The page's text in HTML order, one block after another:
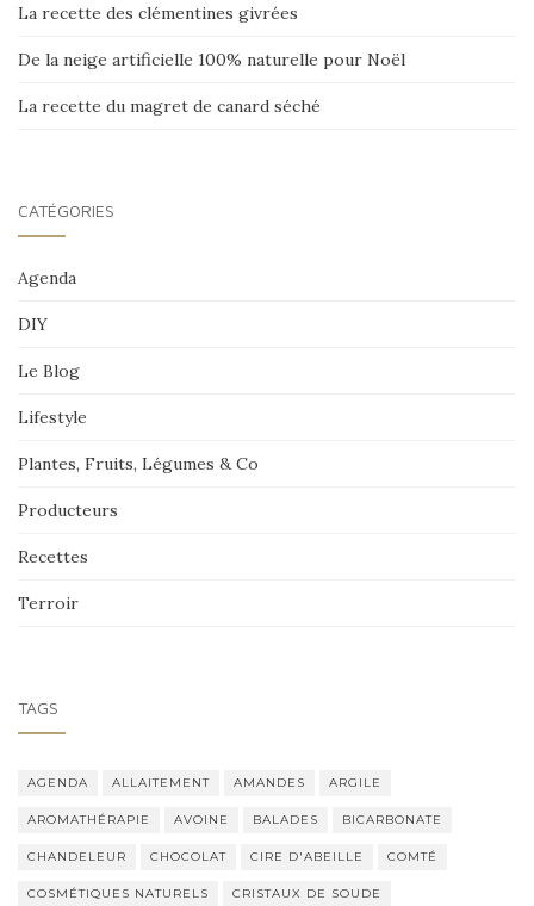
La recette des clémentines givrées
De la neige artificielle 100% naturelle pour Noël
La recette du magret de canard séché
CATÉGORIES
Agenda
DIY
Le Blog
Lifestyle
Plantes, Fruits, Légumes & Co
Producteurs
Recettes
Terroir
TAGS
AGENDA ALLAITEMENT AMANDES ARGILE
AROMATHÉRAPIE AVOINE BALADES BICARBONATE
CHANDELEUR CHOCOLAT CIRE D'ABEILLE COMTÉ
COSMÉTIQUES NATURELS CRISTAUX DE SOUDE